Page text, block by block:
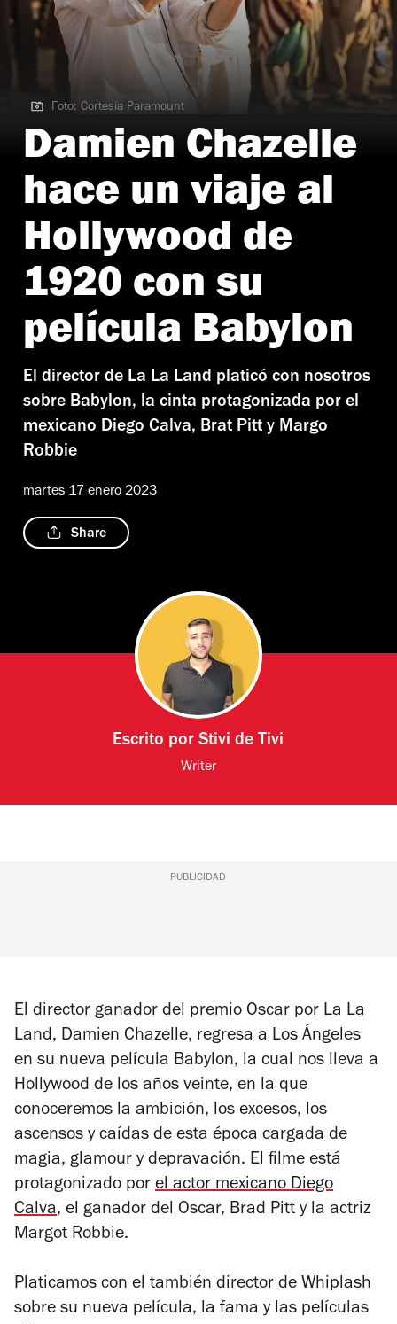
Foto: Cortesía Paramount
Foto: Cortesía Paramount
Damien Chazelle
hace un viaje al
Hollywood de
1920 con su
película Babylon
El director de La La Land platicó con nosotros
sobre Babylon, la cinta protagonizada por el
mexicano Diego Calva, Brat Pitt y Margo
Robbie
martes 17 enero 2023
Share
Escrito porStivi de Tivi
Writer
PUBLICIDAD
El director ganador del premio Oscar por La La
Land, Damien Chazelle, regresa a Los Ángeles
en su nueva película Babylon, la cual nos lleva a
Hollywood de los años veinte, en la que
conoceremos la ambición, los excesos, los
ascensos y caídas de esta época cargada de
magia, glamour y depravación. El filme está
protagonizado por el actor mexicano Diego
Calva, el ganador del Oscar, Brad Pitt y la actriz
Margot Robbie.
Platicamos con el también director de Whiplash
sobre su nueva película, la fama y las películas